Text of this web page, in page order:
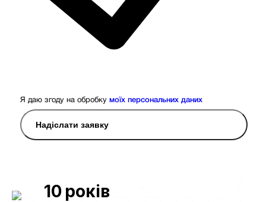
Я даю згоду на обробку моїх персональних даних
Надіслати заявку
10 років